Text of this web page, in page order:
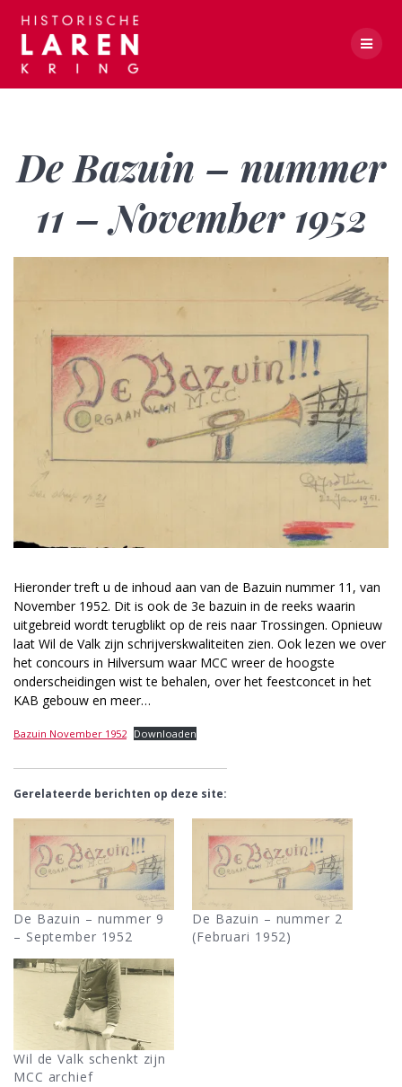
De Bazuin – nummer
11 – November 1952
Hieronder treft u de inhoud aan van de Bazuin nummer 11, van
November 1952. Dit is ook de 3e bazuin in de reeks waarin
uitgebreid wordt terugblikt op de reis naar Trossingen. Opnieuw
laat Wil de Valk zijn schrijverskwaliteiten zien. Ook lezen we over
het concours in Hilversum waar MCC wreer de hoogste
onderscheidingen wist te behalen, over het feestconcet in het
KAB gebouw en meer…
Bazuin November 1952 Downloaden
Gerelateerde berichten op deze site:
De Bazuin – nummer 9
– September 1952
De Bazuin – nummer 2
(Februari 1952)
Wil de Valk schenkt zijn
MCC archief